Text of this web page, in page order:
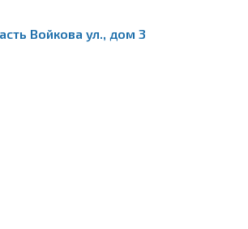
Войкова ул., дом 3